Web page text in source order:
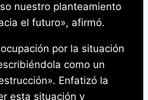
nuestro planteamiento
el futuro», afirmó.
por la situación
como un
Enfatizó la
esta situación y